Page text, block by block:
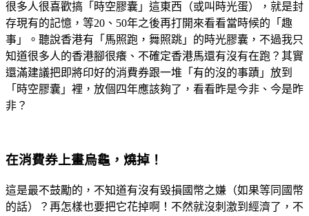
很多人很喜歡搞「時空膠囊」這東西（或叫時光蛋），就是封
存現有的記憶，等20、50年之後再打開來看看當時候的「趣
事」。聽說香港有「馬照跑，舞照跳」的時光膠囊，不過我只
知道很多人的香港腳很癢、不確定香港馬還有沒有在跑？其實
還滿建議把即將印好的消費券跟一堆「有的沒的事蹟」放到
「時空膠囊」裡，放個四年應該夠了，看看昨是今非、今是昨
非？
在消費券上畫烏龜，燒掉！
這是最不鼓勵的，不知道有沒有毀損國幣之嫌（如果等同國幣
的話）？再怎樣也要把它花掉啊！不然就沒刺激到經濟了，不